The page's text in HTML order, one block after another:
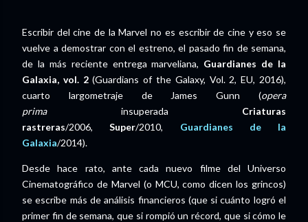
Escribir del cine de la Marvel no es escribir de cine y eso se
vuelve a demostrar con el estreno, el pasado fin de semana,
de la más reciente entrega marveliana, Guardianes de la
Galaxia, vol. 2(Guardians of the Galaxy, Vol. 2, EU, 2016),
cuarto largometraje de James Gunn (opera
primainsuperada Criaturas
rastreras/2006,Super/2010, Guardianes de la
Galaxia/2014).
Desde hace rato, ante cada nuevo filme del Universo
Cinematográfico de Marvel (o MCU, como dicen los grincos)
se escribe más de análisis financieros (que si cuánto logró el
primer fin de semana, que si rompió un récord, que si cómo le